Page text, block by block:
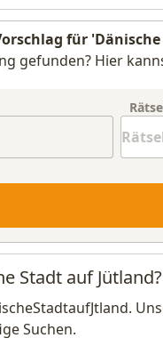
für
gefunden? Hier
Stadt auf Jütland?
Suchen.